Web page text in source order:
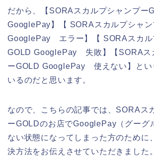
だから、【SORAスカルプシャンプー
GooglePay】【 SORAスカルプシャン
GooglePay エラー】【 SORAスカル
GOLD GooglePay 失敗】【SORAス
ーGOLD GooglePay 使えない】とい
いるのだと思います。
なので、こちらの記事では、SORAス
ーGOLDのお店でGooglePay（グーグ
ない状態になってしまった方のために
決方法をお伝えさせていただきました。